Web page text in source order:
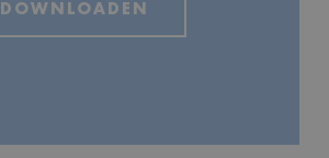
DOWNLOADEN